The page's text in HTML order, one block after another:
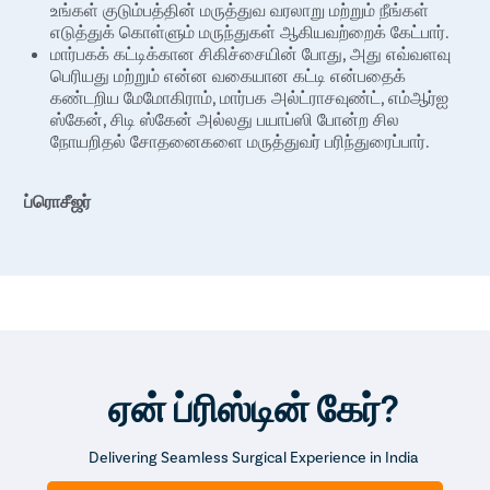
உங்கள் குடும்பத்தின் மருத்துவ வரலாறு மற்றும் நீங்கள்
எடுத்துக் கொள்ளும் மருந்துகள் ஆகியவற்றைக் கேட்பார்.
மார்பகக் கட்டிக்கான சிகிச்சையின் போது, அது எவ்வளவு
பெரியது மற்றும் என்ன வகையான கட்டி என்பதைக்
கண்டறிய மேமோகிராம், மார்பக அல்ட்ராசவுண்ட், எம்ஆர்ஐ
ஸ்கேன், சிடி ஸ்கேன் அல்லது பயாப்ஸி போன்ற சில
நோயறிதல் சோதனைகளை மருத்துவர் பரிந்துரைப்பார்.
ப்ரொசீஜர்
செய்கிறார். இந்த நுட்பத்தின் போது, மற்ற மார்பக
திசுக்களை பாதிக்காமல் துல்லியமாக கட்டியை
அகற்றுவதற்காக, பாதிக்கப்பட்ட பகுதியை அடைய
பிளாஸ்டிக் அறுவை சிகிச்சை நிபுணர் முலைக்காம்பு-
ஏரோலரில் மீது ஒரு கீறல் செய்கிறார். லம்பெக்டோமி
ஏன் ப்ரிஸ்டின் கேர்?
Delivering Seamless Surgical Experience in India